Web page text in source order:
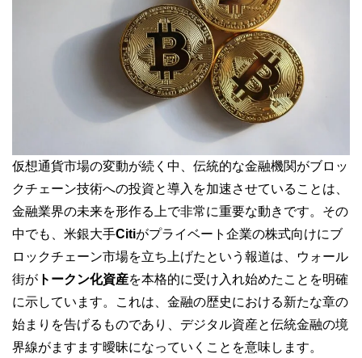
仮想通貨市場の変動が続く中、伝統的な金融機関がブロッ
クチェーン技術への投資と導入を加速させていることは、
金融業界の未来を形作る上で非常に重要な動きです。その
中でも、米銀大手Citiがプライベート企業の株式向けにブ
ロックチェーン市場を立ち上げたという報道は、ウォール
街が トークン化資産を本格的に受け入れ始めたことを明確
に示しています。これは、金融の歴史における新たな章の
始まりを告げるものであり、デジタル資産と伝統金融の境
界線がますます曖昧になっていくことを意味します。